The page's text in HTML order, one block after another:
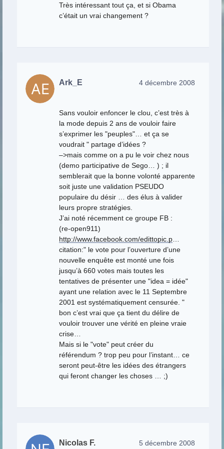
Très intéressant tout ça, et si Obama
c’était un vrai changement ?
Ark_E 4 décembre 2008
Sans vouloir enfoncer le clou, c’est très à
la mode depuis 2 ans de vouloir faire
s’exprimer les "peuples"… et ça se
voudrait " partage d’idées ?
–>mais comme on a pu le voir chez nous
(demo participative de Sego… ) ; il
semblerait que la bonne volonté apparente
soit juste une validation PSEUDO
populaire du désir … des élus à valider
leurs propre stratégies.
J’ai noté récemment ce groupe FB :
(re-open911)
http://www.facebook.com/edittopic.p
citation:" le vote pour l’ouverture d’une
nouvelle enquête est monté une fois
jusqu’à 660 votes mais toutes les
tentatives de présenter une "idea = idée"
ayant une relation avec le 11 Septembre
2001 est systématiquement censurée. "
bon c’est vrai que ça tient du délire de
vouloir trouver une vérité en pleine vraie
crise…
Mais si le "vote" peut créer du
référendum ? trop peu pour l’instant… ce
seront peut-être les idées des étrangers
qui feront changer les choses … ;)
Nicolas F. 5 décembre 2008